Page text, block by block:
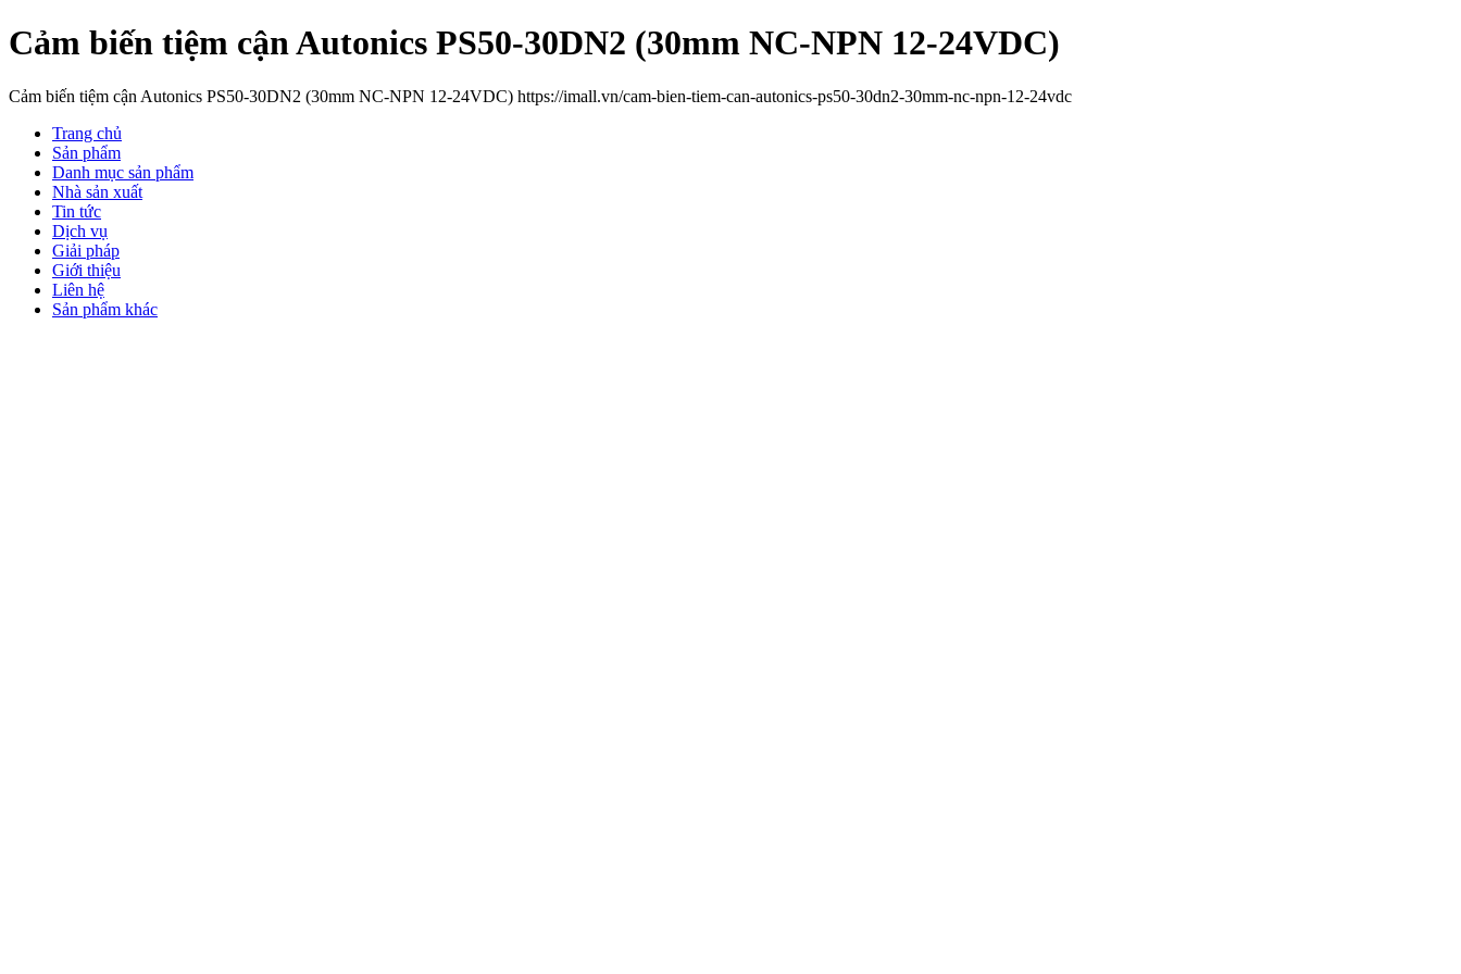
Cảm biến tiệm cận Autonics PS50-30DN2 (30mm NC-NPN 12-24VDC)
Cảm biến tiệm cận Autonics PS50-30DN2 (30mm NC-NPN 12-24VDC) https://imall.vn/cam-bien-tiem-can-autonics-ps50-30dn2-30mm-nc-npn-12-24vdc
Trang chủ
Sản phẩm
Danh mục sản phẩm
Nhà sản xuất
Tin tức
Dịch vụ
Giải pháp
Giới thiệu
Liên hệ
Sản phẩm khác